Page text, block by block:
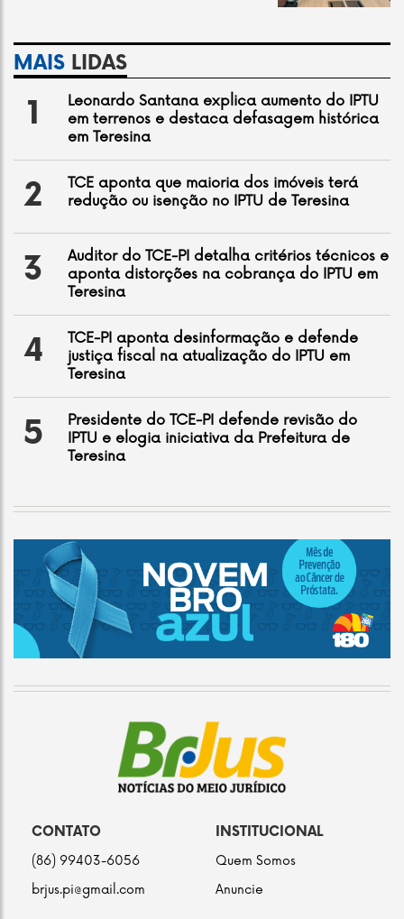
MAIS LIDAS
1
Leonardo Santana explica aumento do IPTU
em terrenos e destaca defasagem histórica
em Teresina
2
TCE aponta que maioria dos imóveis terá
redução ou isenção no IPTU de Teresina
3
Auditor do TCE-PI detalha critérios técnicos e
aponta distorções na cobrança do IPTU em
Teresina
4
TCE-PI aponta desinformação e defende
justiça fiscal na atualização do IPTU em
Teresina
5
Presidente do TCE-PI defende revisão do
IPTU e elogia iniciativa da Prefeitura de
Teresina
CONTATO
(86) 99403-6056
brjus.pi@gmail.com
INSTITUCIONAL
Quem Somos
Anuncie